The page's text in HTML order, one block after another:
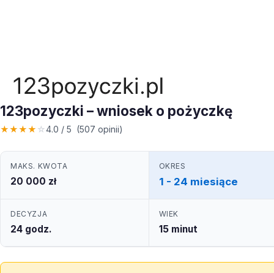
123pozyczki – wniosek o pożyczkę
★★★★ ☆4.0 / 5 (507 opinii)
MAKS. KWOTA
20 000 zł
OKRES
1 - 24 miesiące
DECYZJA
24 godz.
WIEK
15 minut